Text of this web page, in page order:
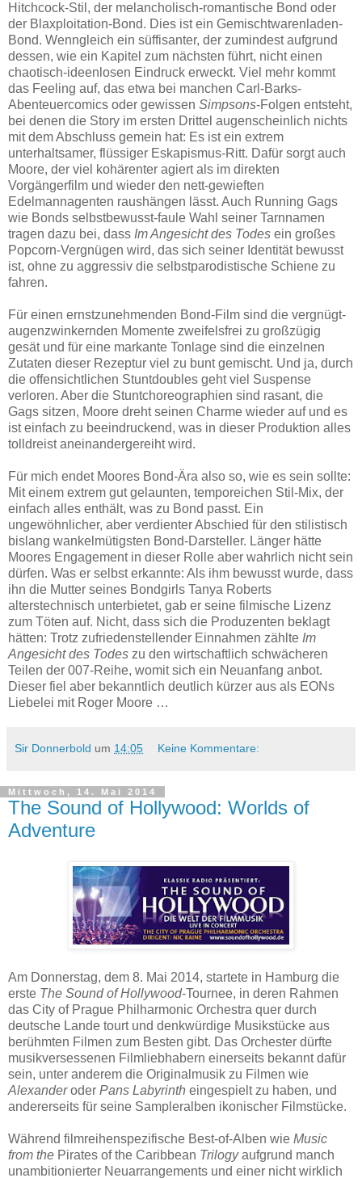
Hitchcock-Stil, der melancholisch-romantische Bond oder
der Blaxploitation-Bond. Dies ist ein Gemischtwarenladen-
Bond. Wenngleich ein süffisanter, der zumindest aufgrund
dessen, wie ein Kapitel zum nächsten führt, nicht einen
chaotisch-ideenlosen Eindruck erweckt. Viel mehr kommt
das Feeling auf, das etwa bei manchen Carl-Barks-
Abenteuercomics oder gewissen Simpsons-Folgen entsteht,
bei denen die Story im ersten Drittel augenscheinlich nichts
mit dem Abschluss gemein hat: Es ist ein extrem
unterhaltsamer, flüssiger Eskapismus-Ritt. Dafür sorgt auch
Moore, der viel kohärenter agiert als im direkten
Vorgängerfilm und wieder den nett-gewieften
Edelmannagenten raushängen lässt. Auch Running Gags
wie Bonds selbstbewusst-faule Wahl seiner Tarnnamen
tragen dazu bei, dass Im Angesicht des Todes ein großes
Popcorn-Vergnügen wird, das sich seiner Identität bewusst
ist, ohne zu aggressiv die selbstparodistische Schiene zu
fahren.
Für einen ernstzunehmenden Bond-Film sind die vergnügt-
augenzwinkernden Momente zweifelsfrei zu großzügig
gesät und für eine markante Tonlage sind die einzelnen
Zutaten dieser Rezeptur viel zu bunt gemischt. Und ja, durch
die offensichtlichen Stuntdoubles geht viel Suspense
verloren. Aber die Stuntchoreographien sind rasant, die
Gags sitzen, Moore dreht seinen Charme wieder auf und es
ist einfach zu beeindruckend, was in dieser Produktion alles
tolldreist aneinandergereiht wird.
Für mich endet Moores Bond-Ära also so, wie es sein sollte:
Mit einem extrem gut gelaunten, temporeichen Stil-Mix, der
einfach alles enthält, was zu Bond passt. Ein
ungewöhnlicher, aber verdienter Abschied für den stilistisch
bislang wankelmütigsten Bond-Darsteller. Länger hätte
Moores Engagement in dieser Rolle aber wahrlich nicht sein
dürfen. Was er selbst erkannte: Als ihm bewusst wurde, dass
ihn die Mutter seines Bondgirls Tanya Roberts
alterstechnisch unterbietet, gab er seine filmische Lizenz
zum Töten auf. Nicht, dass sich die Produzenten beklagt
hätten: Trotz zufriedenstellender Einnahmen zählte Im
Angesicht des Todes zu den wirtschaftlich schwächeren
Teilen der 007-Reihe, womit sich ein Neuanfang anbot.
Dieser fiel aber bekanntlich deutlich kürzer aus als EONs
Liebelei mit Roger Moore …
Sir Donnerbold um 14:05 Keine Kommentare:
Mittwoch, 14. Mai 2014
The Sound of Hollywood: Worlds of
Adventure
Am Donnerstag, dem 8. Mai 2014, startete in Hamburg die
erste The Sound of Hollywood-Tournee, in deren Rahmen
das City of Prague Philharmonic Orchestra quer durch
deutsche Lande tourt und denkwürdige Musikstücke aus
berühmten Filmen zum Besten gibt. Das Orchester dürfte
musikversessenen Filmliebhabern einerseits bekannt dafür
sein, unter anderem die Originalmusik zu Filmen wie
Alexanderoder Pans Labyrinth eingespielt zu haben, und
andererseits für seine Sampleralben ikonischer Filmstücke.
Während filmreihenspezifische Best-of-Alben wie Music
from the Pirates of the Caribbean Trilogyaufgrund manch
unambitionierter Neuarrangements und einer nicht wirklich